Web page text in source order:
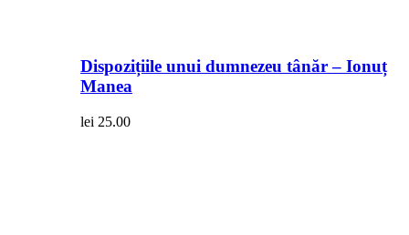
Dispozițiile unui dumnezeu tânăr – Ionuț
Manea
lei 25.00